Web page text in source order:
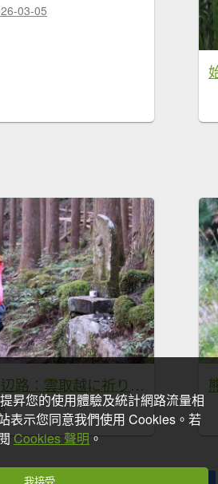
03-05
熊野参詣道中辺路：雲取越に祈りは続く
昇您的使用體驗及統計網路流量相
表示您同意我們使用 Cookies。若
Cookies 聲明 。